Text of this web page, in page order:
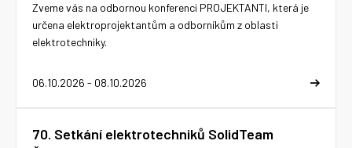
06.10.2026 - 08.10.2026
Zveme vás na odbornou konferenci PROJEKTANTI, která je
určena elektroprojektantům a odborníkům z oblasti
elektrotechniky.
70. Setkání elektrotechniků SolidTeam